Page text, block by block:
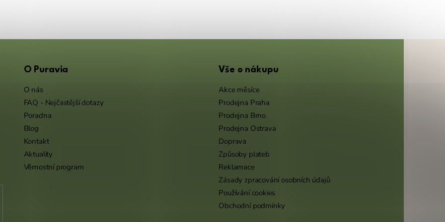
O Puravia
O nás
FAQ - Nejčastější dotazy
Poradna
Blog
Kontakt
Aktuality
Věrnostní program
Vše o nákupu
Akce měsíce
Prodejna Praha
Prodejna Brno
Prodejna Ostrava
Doprava
Způsoby plateb
Reklamace
Zásady zpracování osobních údajů
Používání cookies
Obchodní podmínky